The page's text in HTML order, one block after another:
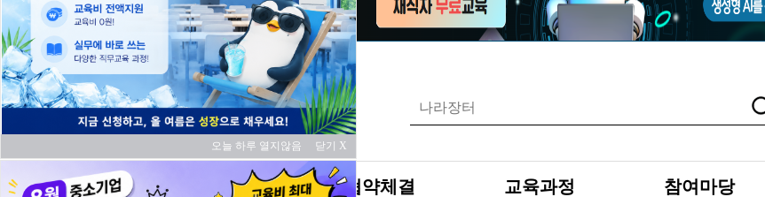
KITA소개 협약체결 교육과정 참여마당
오늘 하루 열지않음 닫기 X